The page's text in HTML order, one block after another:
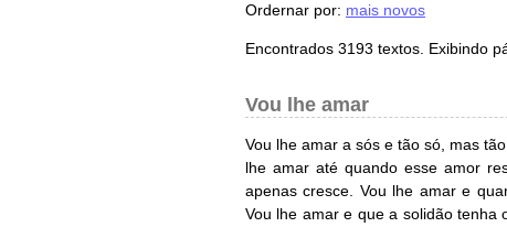
Ordernar por: mais novos
Encontrados 3193 textos. Exibindo
Vou lhe amar
Vou lhe amar a sós e tão só, mas
lhe amar até quando esse amor
apenas cresce. Vou lhe amar e
Vou lhe amar e que a solidão tenha